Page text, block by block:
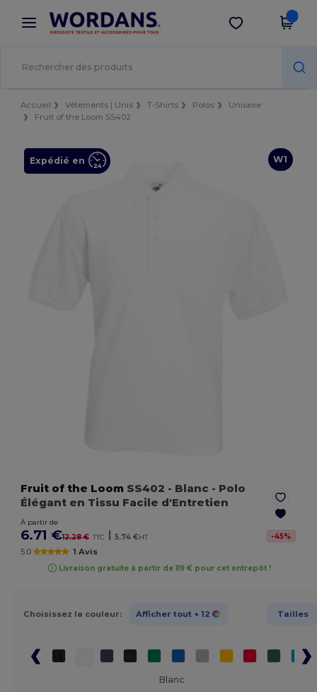
× Appli Wordans
Meilleurs prix sur l’app !
Obtenir l'appli
Accueil Vêtements | Unis T-Shirts Polos
Unisexe
Fruit of the Loom SS402
W1
Expédié en
Fruit of the Loom SS402 - Blanc - Polo
Élégant en Tissu Facile d'Entretien
À partir de
6.71 €12.28 € TTC | 5.74 €HT -45%
5.0 1 Avis
Livraison gratuite à partir de 119 € pour cet entrepôt !
Choisissez la couleur: Afficher tout + 12 Tailles
Blanc